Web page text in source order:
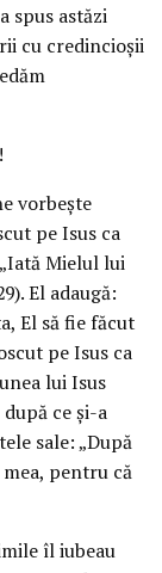
spus astăzi
cu credincioșii
vorbește
pe Isus ca
Mielul lui
El adaugă:
El să fie făcut
pe Isus ca
lui Isus
ce și-a
sale: „După
pentru că
îl iubeau